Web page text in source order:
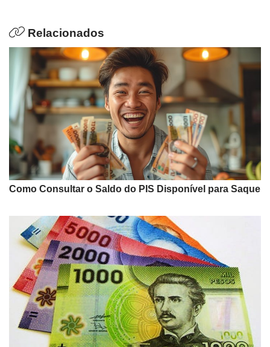
Relacionados
Como Consultar o Saldo do PIS Disponível para Saque